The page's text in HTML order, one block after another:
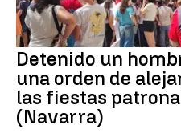
Detenido un
una orden de
las fiestas
(Navarra)